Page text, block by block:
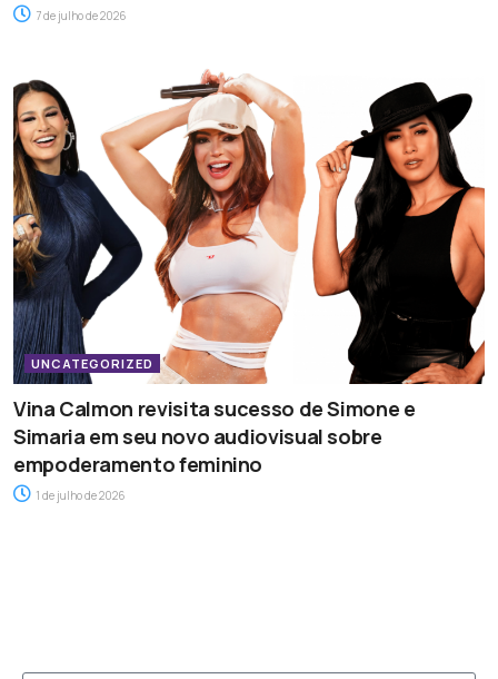
7 de julho de 2026
UNCATEGORIZED
Vina Calmon revisita sucesso de Simone e
Simaria em seu novo audiovisual sobre
empoderamento feminino
1 de julho de 2026